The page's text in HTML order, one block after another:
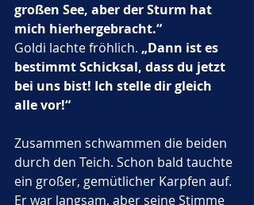
großen See, aber der Sturm hat
mich hierhergebracht.“
Goldi lachte fröhlich. „Dann ist es
bestimmt Schicksal, dass du jetzt
bei uns bist! Ich stelle dir gleich
alle vor!“
Zusammen schwammen die beiden
durch den Teich. Schon bald tauchte
ein großer, gemütlicher Karpfen auf.
Er war langsam, aber seine Stimme